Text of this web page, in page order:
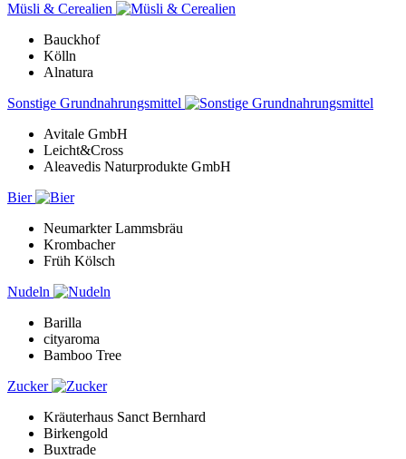
Müsli & Cerealien
Bauckhof
Kölln
Alnatura
Sonstige Grundnahrungsmittel
Avitale GmbH
Leicht&Cross
Aleavedis Naturprodukte GmbH
Bier
Neumarkter Lammsbräu
Krombacher
Früh Kölsch
Nudeln
Barilla
cityaroma
Bamboo Tree
Zucker
Kräuterhaus Sanct Bernhard
Birkengold
Buxtrade